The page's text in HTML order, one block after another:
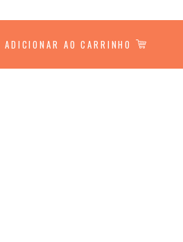
ADICIONAR AO CARRINHO